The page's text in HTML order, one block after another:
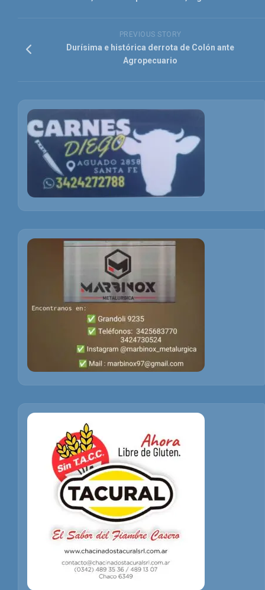
PREVIOUS STORY
Durísima e histórica derrota de Colón ante
Agropecuario